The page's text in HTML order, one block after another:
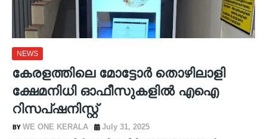
NEWS
കേരളത്തിലെ മോട്ടോർ തൊഴിലാളി
ക്ഷേമനിധി ഓഫീസുകളിൽ എഐ
റിസപ്ഷനിസ്റ്റ്
WE ONE KERALA
July 31, 2025